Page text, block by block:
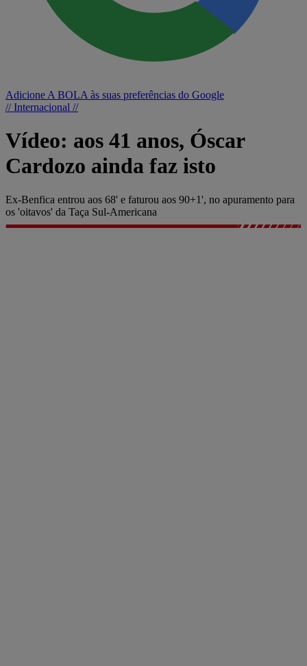
Adicione A BOLA às suas preferências do Google
// Internacional //
Vídeo: aos 41 anos, Óscar
Cardozo ainda faz isto
Ex-Benfica entrou aos 68' e faturou aos 90+1', no apuramento para
os 'oitavos' da Taça Sul-Americana